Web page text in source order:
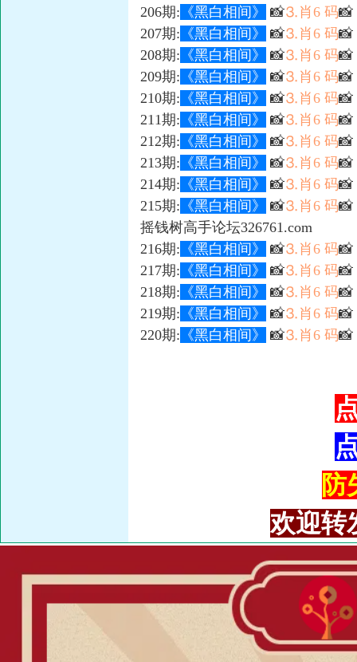
206期: 《黑白相间》 📸⒊肖6 码📸
207期: 《黑白相间》 📸⒊肖6 码📸
208期: 《黑白相间》 📸⒊肖6 码📸
209期: 《黑白相间》 📸⒊肖6 码📸
210期: 《黑白相间》 📸⒊肖6 码📸
211期: 《黑白相间》 📸⒊肖6 码📸
212期: 《黑白相间》 📸⒊肖6 码📸
213期: 《黑白相间》 📸⒊肖6 码📸
214期: 《黑白相间》 📸⒊肖6 码📸
215期: 《黑白相间》 📸⒊肖6 码📸
摇钱树高手论坛326761.com
216期: 《黑白相间》 📸⒊肖6 码📸
217期: 《黑白相间》 📸⒊肖6 码📸
218期: 《黑白相间》 📸⒊肖6 码📸
219期: 《黑白相间》 📸⒊肖6 码📸
220期: 《黑白相间》 📸⒊肖6 码📸
防
欢迎转